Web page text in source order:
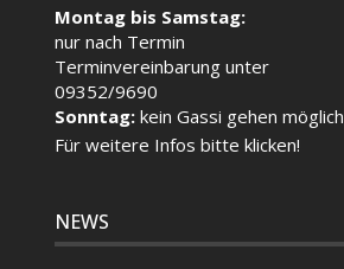
Montag bis Samstag:
nur nach Termin
Terminvereinbarung unter
09352/9690
Sonntag: kein Gassi gehen möglich
Für weitere Infos bitte klicken!
NEWS